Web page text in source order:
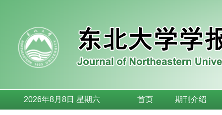
2026年8月8日 星期六 首页 期刊介绍